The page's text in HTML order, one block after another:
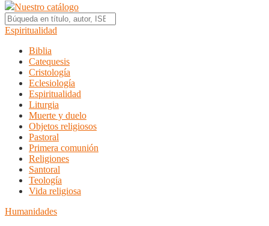
Nuestro catálogo
Espiritualidad
Biblia
Catequesis
Cristología
Eclesiología
Espiritualidad
Liturgia
Muerte y duelo
Objetos religiosos
Pastoral
Primera comunión
Religiones
Santoral
Teología
Vida religiosa
Humanidades